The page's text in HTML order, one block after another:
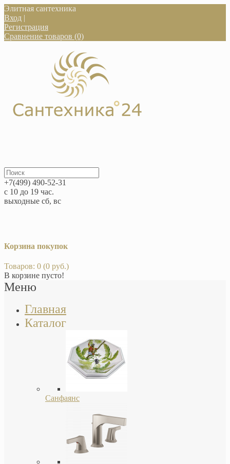
Элитная сантехника
Вход |
Регистрация
Сравнение товаров (0)
+7(499) 490-52-31
с 10 до 19 час.
выходные сб, вс
Корзина покупок
Товаров: 0 (0 руб.)
В корзине пусто!
Меню
Главная
Каталог
Санфаянс